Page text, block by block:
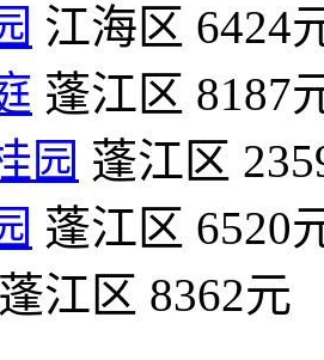
江海区 6424
蓬江区 8187
园 蓬江区
蓬江区 6520
蓬江区 8362元